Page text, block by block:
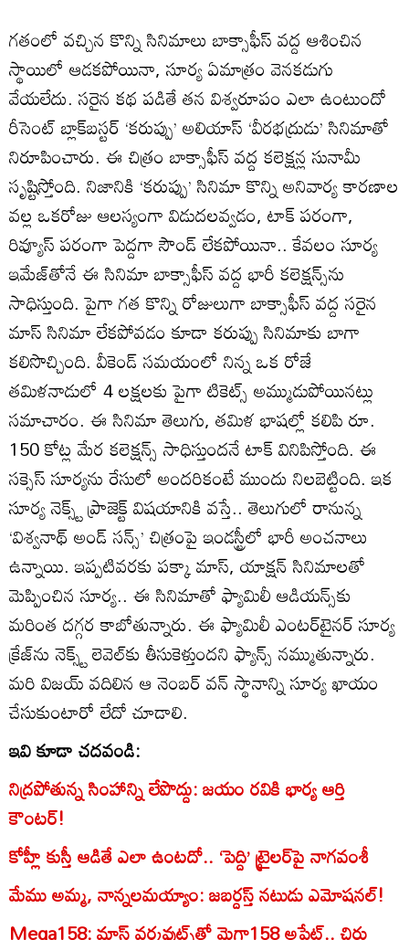
గతంలో వచ్చిన కొన్ని సినిమాలు బాక్సాఫీస్ వద్ద ఆశించిన
స్థాయిలో ఆడకపోయినా, సూర్య ఏమాత్రం వెనకడుగు
వేయలేదు. సరైన కథ పడితే తన విశ్వరూపం ఎలా ఉంటుందో
రీసెంట్ బ్లాక్‌బస్టర్ ‘కరుప్పు’ అలియాస్ ‘వీరభద్రుడు’ సినిమాతో
నిరూపించారు. ఈ చిత్రం బాక్సాఫీస్ వద్ద కలెక్షన్ల సునామీ
సృష్టిస్తోంది. నిజానికి ‘కరుప్పు’ సినిమా కొన్ని అనివార్య కారణాల
వల్ల ఒకరోజు ఆలస్యంగా విడుదలవ్వడం, టాక్‌ పరంగా,
రివ్యూస్‌ పరంగా పెద్దగా సౌండ్ లేకపోయినా.. కేవలం సూర్య
ఇమేజ్‌తోనే ఈ సినిమా బాక్సాఫీస్‌ వద్ద భారీ కలెక్షన్స్‌ను
సాధిస్తుంది. పైగా గత కొన్ని రోజులుగా బాక్సాఫీస్‌ వద్ద సరైన
మాస్‌ సినిమా లేకపోవడం కూడా కరుప్పు సినిమాకు బాగా
కలిసొచ్చింది. వీకెండ్‌ సమయంలో నిన్న ఒక రోజే
తమిళనాడులో 4 లక్షలకు పైగా టికెట్స్‌ అమ్ముడుపోయినట్లు
సమాచారం. ఈ సినిమా తెలుగు, తమిళ భాషల్లో కలిపి రూ.
150 కోట్ల మేర కలెక్షన్స్‌ సాధిస్తుందనే టాక్‌ వినిపిస్తోంది. ఈ
సక్సెస్ సూర్యను రేసులో అందరికంటే ముందు నిలబెట్టింది. ఇక
సూర్య నెక్స్ట్ ప్రాజెక్ట్ విషయానికి వస్తే.. తెలుగులో రానున్న
‘విశ్వనాథ్ అండ్ సన్స్’ చిత్రంపై ఇండస్ట్రీలో భారీ అంచనాలు
ఉన్నాయి. ఇప్పటివరకు పక్కా మాస్, యాక్షన్ సినిమాలతో
మెప్పించిన సూర్య.. ఈ సినిమాతో ఫ్యామిలీ ఆడియన్స్‌కు
మరింత దగ్గర కాబోతున్నారు. ఈ ఫ్యామిలీ ఎంటర్‌టైనర్ సూర్య
క్రేజ్‌ను నెక్స్ట్ లెవెల్‌కు తీసుకెళ్తుందని ఫ్యాన్స్ నమ్ముతున్నారు.
మరి విజయ్ వదిలిన ఆ నెంబర్ వన్ స్థానాన్ని సూర్య ఖాయం
చేసుకుంటారో లేదో చూడాలి.
ఇవి కూడా చదవండి:
నిద్రపోతున్న సింహాన్ని లేపొద్దు: జయం రవికి భార్య ఆర్తి
కౌంటర్!
కోహ్లీ కుస్తీ ఆడితే ఎలా ఉంటదో.. ‘పెద్ది’ ట్రైలర్‌పై నాగవంశీ
మేము అమ్మ, నాన్నలమయ్యాం: జబర్దస్త్ నటుడు ఎమోషనల్!
Mega158: మాస్ వర్కవుట్స్‌తో మెగా158 అప్డేట్.. చిరు